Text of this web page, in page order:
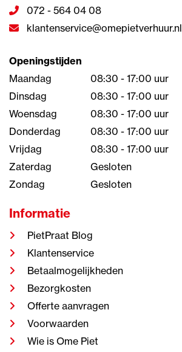
072 - 564 04 08
klantenservice@omepietverhuur.nl
Openingstijden
Maandag
08:30 - 17:00 uur
Dinsdag
08:30 - 17:00 uur
Woensdag
08:30 - 17:00 uur
Donderdag
08:30 - 17:00 uur
Vrijdag
08:30 - 17:00 uur
Zaterdag
Gesloten
Zondag
Gesloten
Informatie
PietPraat Blog
Klantenservice
Betaalmogelijkheden
Bezorgkosten
Offerte aanvragen
Voorwaarden
Wie is Ome Piet